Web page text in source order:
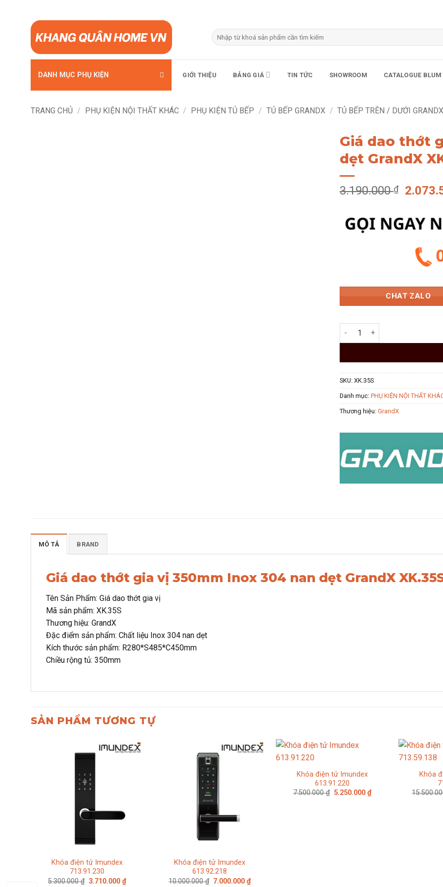
dung
Tìm
kiếm:
DANH MỤC PHỤ KIỆN GIỚI THIỆU BẢNG GIÁ TIN TỨC SHOWROOM CATALOGUE BLUM
TRANG CHỦ / PHỤ KIỆN NỘI THẤT KHÁC / PHỤ KIỆN TỦ BẾP / TỦ BẾP GRANDX / TỦ BẾP TRÊN / DƯỚI
Giá dao thớt
dẹt GrandX
3.190.000₫
Giá
là:
CHAT ZALO
Giá dao thớt gia vị 350mm
SKU: XK.35S
Danh mục: PHỤ KIỆN NỘI THẤT
Thương hiệu: GrandX
MÔ TẢ BRAND
Giá dao thớt gia vị 350mm Inox 304 nan dẹt GrandX
Tên Sản Phẩm: Giá dao thớt gia vị
Mã sản phẩm: XK.35S
Thương hiệu: GrandX
Đặc điểm sản phẩm: Chất liệu Inox 304 nan dẹt
Kích thước sản phẩm: R280*S485*C450mm
Chiều rộng tủ: 350mm
SẢN PHẨM TƯƠNG TỰ
Khóa điện tử Imundex
713.91.230
5.300.000₫ Giá
3.710.000₫Giá
Khóa điện tử Imundex
613.92.218
10.000.000₫ Giá
7.000.000₫Giá
Khóa điện tử Imundex
613.91.220
7.500.000₫ Giá
5.250.000₫Giá
hiện
Khóa